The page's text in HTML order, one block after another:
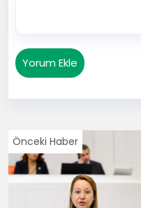
Yorum Ekle
Önceki Haber